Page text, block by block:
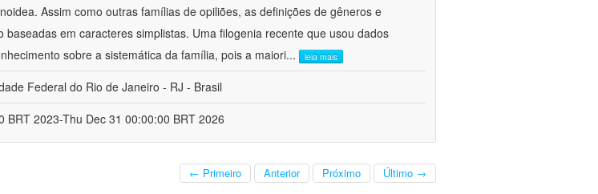
Assim como outras famílias de opiliões, as definições de gêneros e
baseadas em caracteres simplistas. Uma filogenia recente que usou dados
sobre a sistemática da família, pois a maiori... leia mais
Federal do Rio de Janeiro - RJ - Brasil
BRT 2023-Thu Dec 31 00:00:00 BRT 2026
← Primeiro Anterior Próximo Último →